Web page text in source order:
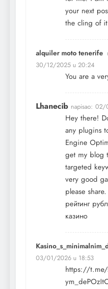
your next
the cling of
alquiler moto tenerife
30/12/2025 u 20:24
You are a
Lhanecib napisao: 02/
Hey there!
any plugins
Engine
get my blog
targeted
very good
please
рейтинг
казино
03/01/2026 u 18:53
https://t.me/